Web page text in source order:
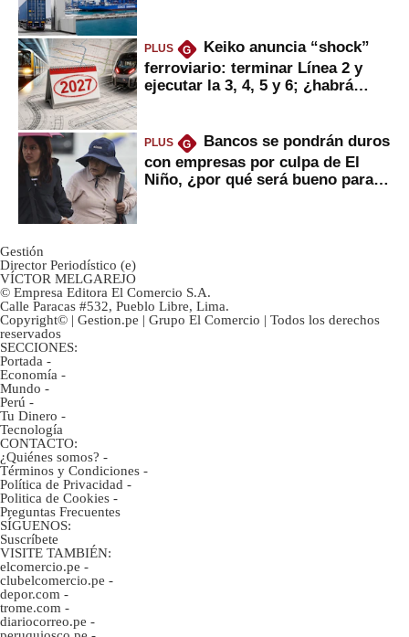
PLUS G
Keiko anuncia “shock”
ferroviario: terminar Línea 2 y
ejecutar la 3, 4, 5 y 6; ¿habrá
PLUS G
Bancos se pondrán duros
con empresas por culpa de El
Niño, ¿por qué será bueno para
Gestión
Director Periodístico (e)
VÍCTOR MELGAREJO
© Empresa Editora El Comercio S.A.
Calle Paracas #532, Pueblo Libre, Lima.
Copyright© | Gestion.pe | Grupo El Comercio | Todos los derechos
reservados
SECCIONES:
Portada -
Economía -
Mundo -
Perú -
Tu Dinero -
Tecnología
CONTACTO:
¿Quiénes somos? -
Términos y Condiciones -
Política de Privacidad -
Politica de Cookies -
Preguntas Frecuentes
SÍGUENOS:
Suscríbete
VISITE TAMBIÉN:
elcomercio.pe -
clubelcomercio.pe -
depor.com -
trome.com -
diariocorreo.pe -